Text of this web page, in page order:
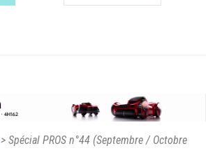
> Spécial PROS n°44 (Septembre / Octobre